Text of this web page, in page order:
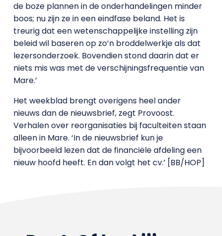
de boze plannen in de onderhandelingen minder
boos; nu zijn ze in een eindfase beland. Het is
treurig dat een wetenschappelijke instelling zijn
beleid wil baseren op zo’n broddelwerkje als dat
lezersonderzoek. Bovendien stond daarin dat er
niets mis was met de verschijningsfrequentie van
Mare.’
Het weekblad brengt overigens heel ander
nieuws dan de nieuwsbrief, zegt Provoost.
Verhalen over reorganisaties bij faculteiten staan
alleen in Mare. ‘In de nieuwsbrief kun je
bijvoorbeeld lezen dat de financiële afdeling een
nieuw hoofd heeft. En dan volgt het cv.’ [BB/HOP]